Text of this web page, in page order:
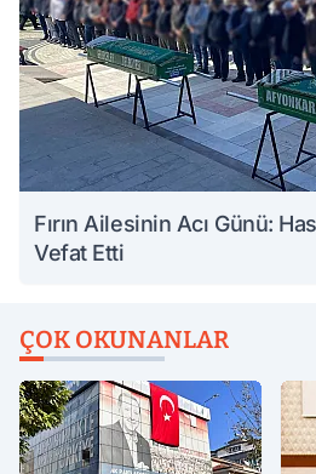
Fırın Ailesinin Acı Günü:
Vefat Etti
ÇOK OKUNANLAR